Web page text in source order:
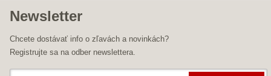
Newsletter
Chcete dostávať info o zľavách a novinkách?
Registrujte sa na odber newslettera.